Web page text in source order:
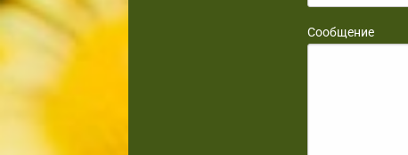
Сообщение